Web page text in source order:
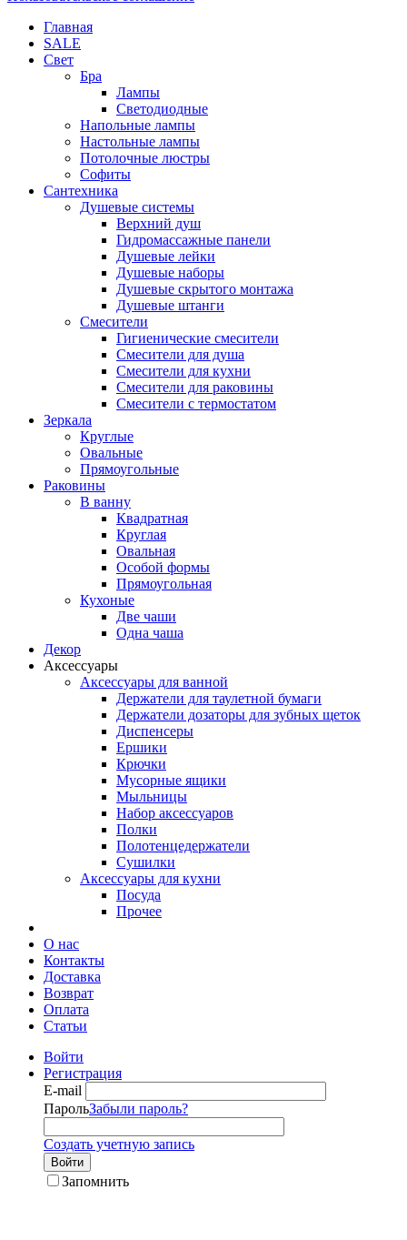
Главная
SALE
Свет
Бра
Лампы
Светодиодные
Напольные лампы
Настольные лампы
Потолочные люстры
Софиты
Сантехника
Душевые системы
Верхний душ
Гидромассажные панели
Душевые лейки
Душевые наборы
Душевые скрытого монтажа
Душевые штанги
Смесители
Гигиенические смесители
Смесители для душа
Смесители для кухни
Смесители для раковины
Смесители с термостатом
Зеркала
Круглые
Овальные
Прямоугольные
Раковины
В ванну
Квадратная
Круглая
Овальная
Особой формы
Прямоугольная
Кухоные
Две чаши
Одна чаша
Декор
Аксессуары
Аксессуары для ванной
Держатели для таулетной бумаги
Держатели дозаторы для зубных щеток
Диспенсеры
Ершики
Крючки
Мусорные ящики
Мыльницы
Набор аксессуаров
Полки
Полотенцедержатели
Сушилки
Аксессуары для кухни
Посуда
Прочее
О нас
Контакты
Доставка
Возврат
Оплата
Статьи
Войти
Регистрация
E-mail
ПарольЗабыли пароль?
Создать учетную запись
Войти
Запомнить